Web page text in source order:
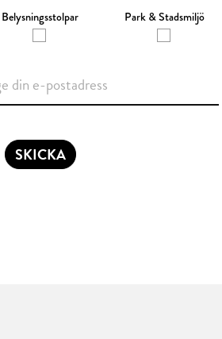
Belysningsstolpar Park & Stadsmiljö
SKICKA